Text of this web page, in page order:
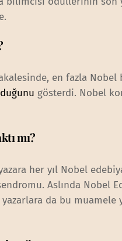
en fazla
gösterdi. Nobel
mı?
her yıl Nobel
Aslında Nobel
da bu muamele